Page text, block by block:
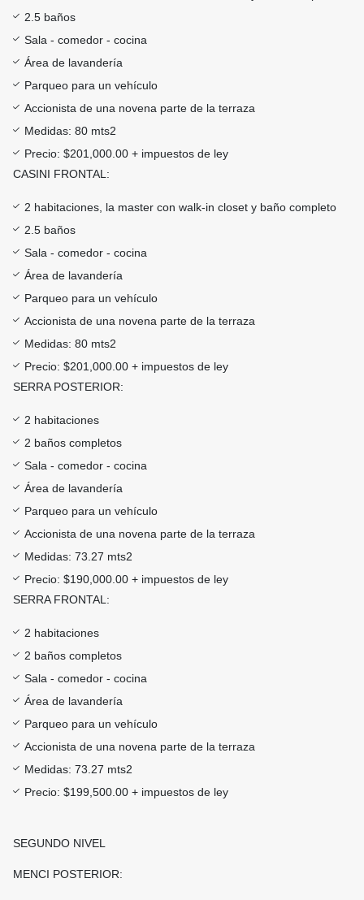
2.5 baños
Sala - comedor - cocina
Área de lavandería
Parqueo para un vehículo
Accionista de una novena parte de la terraza
Medidas: 80 mts2
Precio: $201,000.00 + impuestos de ley
CASINI FRONTAL:
2 habitaciones, la master con walk-in closet y baño completo
2.5 baños
Sala - comedor - cocina
Área de lavandería
Parqueo para un vehículo
Accionista de una novena parte de la terraza
Medidas: 80 mts2
Precio: $201,000.00 + impuestos de ley
SERRA POSTERIOR:
2 habitaciones
2 baños completos
Sala - comedor - cocina
Área de lavandería
Parqueo para un vehículo
Accionista de una novena parte de la terraza
Medidas: 73.27 mts2
Precio: $190,000.00 + impuestos de ley
SERRA FRONTAL:
2 habitaciones
2 baños completos
Sala - comedor - cocina
Área de lavandería
Parqueo para un vehículo
Accionista de una novena parte de la terraza
Medidas: 73.27 mts2
Precio: $199,500.00 + impuestos de ley
SEGUNDO NIVEL
MENCI POSTERIOR: